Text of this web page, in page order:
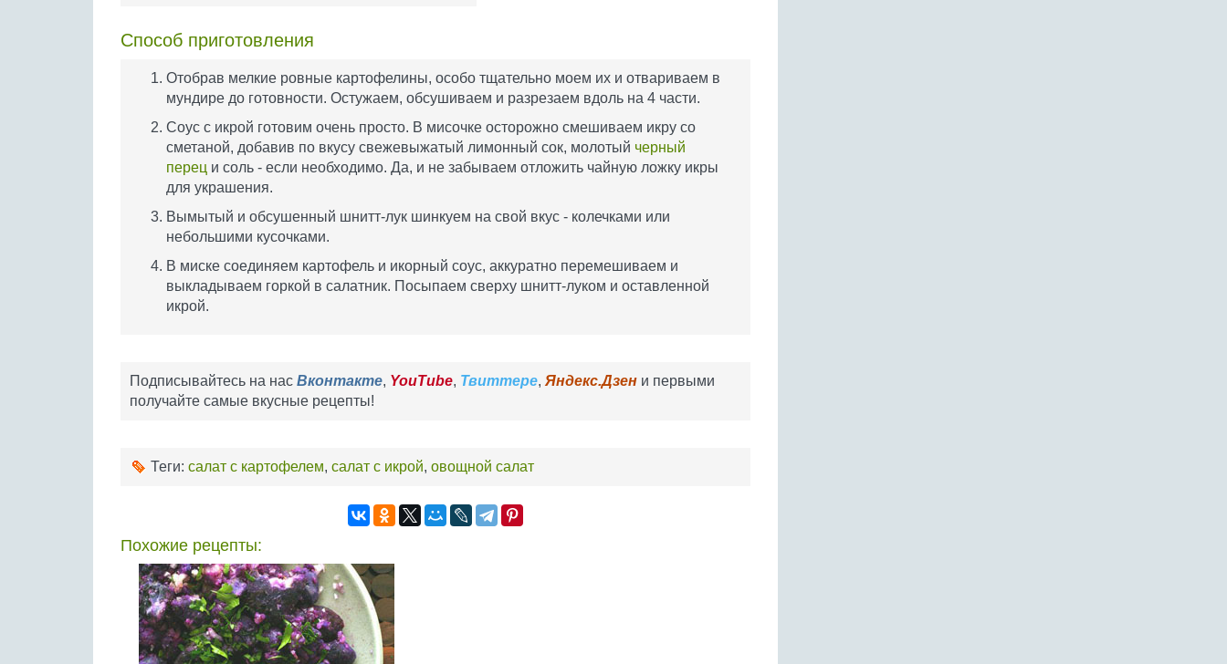
Способ приготовления
Отобрав мелкие ровные картофелины, особо тщательно моем их и отвариваем в
мундире до готовности. Остужаем, обсушиваем и разрезаем вдоль на 4 части.
Соус с икрой готовим очень просто. В мисочке осторожно смешиваем икру со
сметаной, добавив по вкусу свежевыжатый лимонный сок, молотый черный
перец и соль - если необходимо. Да, и не забываем отложить чайную ложку икры
для украшения.
Вымытый и обсушенный шнитт-лук шинкуем на свой вкус - колечками или
небольшими кусочками.
В миске соединяем картофель и икорный соус, аккуратно перемешиваем и
выкладываем горкой в салатник. Посыпаем сверху шнитт-луком и оставленной
икрой.
Подписывайтесь на нас Вконтакте, YouTube, Твиттере, Яндекс.Дзен и первыми
получайте самые вкусные рецепты!
Теги: салат с картофелем, салат с икрой, овощной салат
Похожие рецепты: